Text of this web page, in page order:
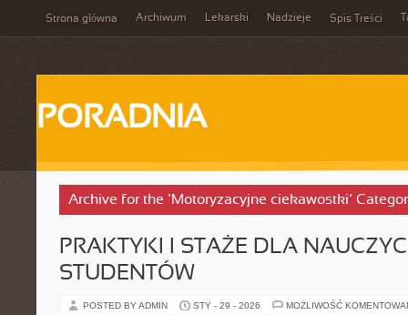
Strona główna Archiwum Lekarski Nadzieje Spis Treści
PORADNIA
Archive for the ‘Motoryzacyjne ciekawostki’
PRAKTYKI I STAŻE DLA
STUDENTÓW
POSTED BY ADMIN STY - 29 - 2026 MOŻLIWOŚĆ